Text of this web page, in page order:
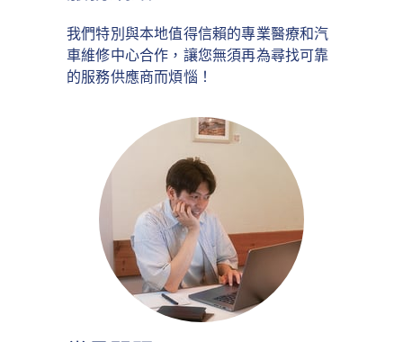
我們特別與本地值得信賴的專業醫療和汽
車維修中心合作，讓您無須再為尋找可靠
的服務供應商而煩惱！